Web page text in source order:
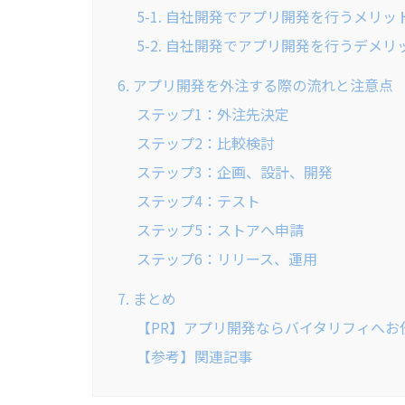
5-1. 自社開発でアプリ開発を行うメリッ
5-2. 自社開発でアプリ開発を行うデメリ
6. アプリ開発を外注する際の流れと注意点
ステップ1：外注先決定
ステップ2：比較検討
ステップ3：企画、設計、開発
ステップ4：テスト
ステップ5：ストアへ申請
ステップ6：リリース、運用
7. まとめ
【PR】アプリ開発ならバイタリフィへお
【参考】関連記事